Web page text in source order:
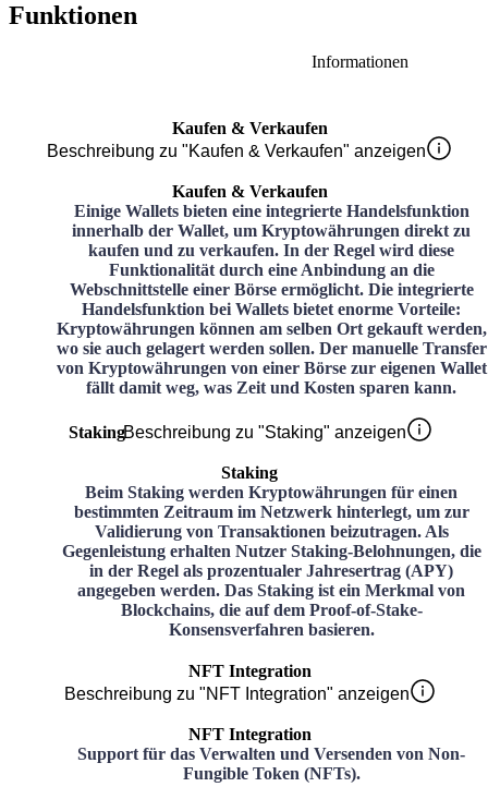
Funktionen
Informationen
Kaufen & Verkaufen
Beschreibung zu "Kaufen & Verkaufen" anzeigen
Kaufen & Verkaufen
Einige Wallets bieten eine integrierte Handelsfunktion
innerhalb der Wallet, um Kryptowährungen direkt zu
kaufen und zu verkaufen. In der Regel wird diese
Funktionalität durch eine Anbindung an die
Webschnittstelle einer Börse ermöglicht. Die integrierte
Handelsfunktion bei Wallets bietet enorme Vorteile:
Kryptowährungen können am selben Ort gekauft werden,
wo sie auch gelagert werden sollen. Der manuelle Transfer
von Kryptowährungen von einer Börse zur eigenen Wallet
fällt damit weg, was Zeit und Kosten sparen kann.
StakingBeschreibung zu "Staking" anzeigen
Staking
Beim Staking werden Kryptowährungen für einen
bestimmten Zeitraum im Netzwerk hinterlegt, um zur
Validierung von Transaktionen beizutragen. Als
Gegenleistung erhalten Nutzer Staking-Belohnungen, die
in der Regel als prozentualer Jahresertrag (APY)
angegeben werden. Das Staking ist ein Merkmal von
Blockchains, die auf dem Proof-of-Stake-
Konsensverfahren basieren.
NFT Integration
Beschreibung zu "NFT Integration" anzeigen
NFT Integration
Support für das Verwalten und Versenden von Non-
Fungible Token (NFTs).